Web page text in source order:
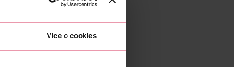
Více o cookies